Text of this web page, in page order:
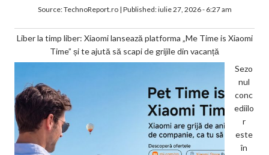
Source:TechnoReport.ro| Published:iulie 27, 2026 - 6:27 am
Liber la timp liber: Xiaomi lansează platforma „Me Time is Xiaomi
Time” și te ajută să scapi de grijile din vacanță
Sezo
nul
conc
ediilo
r
este
în